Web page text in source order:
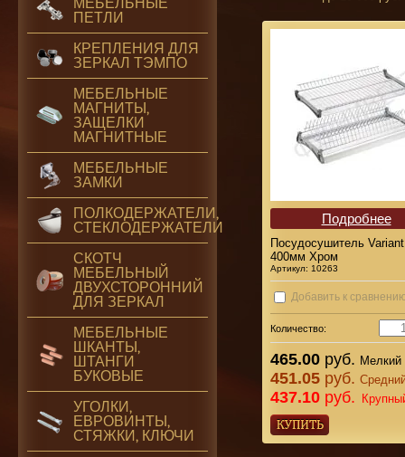
Подробнее
Посудосушитель
400мм Хром
Артикул: 10263
Добавить к
Количество:
465.00 руб. Мелкий
451.05 руб.
437.10 руб.
ПЕТЛИ
КРЕПЛЕНИЯ ДЛЯ
ЗЕРКАЛ ТЭМПО
МЕБЕЛЬНЫЕ
МАГНИТЫ,
ЗАЩЕЛКИ
МАГНИТНЫЕ
МЕБЕЛЬНЫЕ
ЗАМКИ
ПОЛКОДЕРЖАТЕЛИ,
СТЕКЛОДЕРЖАТЕЛИ
СКОТЧ
МЕБЕЛЬНЫЙ
ДВУХСТОРОННИЙ
ДЛЯ ЗЕРКАЛ
МЕБЕЛЬНЫЕ
ШКАНТЫ,
ШТАНГИ
БУКОВЫЕ
УГОЛКИ,
ЕВРОВИНТЫ,
СТЯЖКИ, КЛЮЧИ